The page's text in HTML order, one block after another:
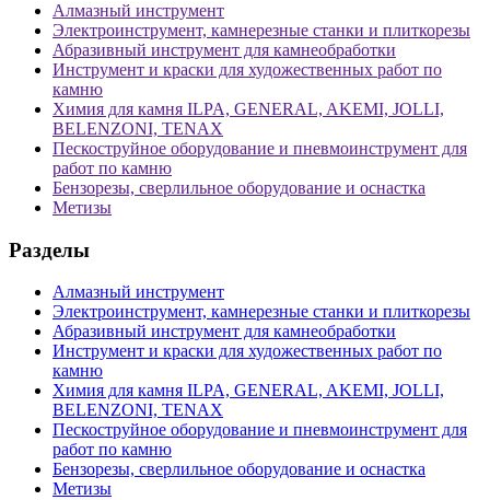
Алмазный инструмент
Электроинструмент, камнерезные станки и плиткорезы
Абразивный инструмент для камнеобработки
Инструмент и краски для художественных работ по
камню
Химия для камня ILPA, GENERAL, AKEMI, JOLLI,
BELENZONI, TENAX
Пескоструйное оборудование и пневмоинструмент для
работ по камню
Бензорезы, сверлильное оборудование и оснастка
Метизы
Разделы
Алмазный инструмент
Электроинструмент, камнерезные станки и плиткорезы
Абразивный инструмент для камнеобработки
Инструмент и краски для художественных работ по
камню
Химия для камня ILPA, GENERAL, AKEMI, JOLLI,
BELENZONI, TENAX
Пескоструйное оборудование и пневмоинструмент для
работ по камню
Бензорезы, сверлильное оборудование и оснастка
Метизы